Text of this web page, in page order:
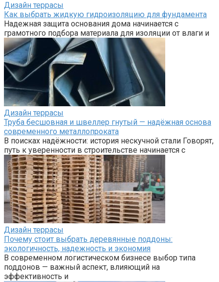
Дизайн террасы
Как выбрать жидкую гидроизоляцию для фундамента
Надежная защита основания дома начинается с
грамотного подбора материала для изоляции от влаги и
Дизайн террасы
Труба бесшовная и швеллер гнутый — надёжная основа
современного металлопроката
В поисках надёжности: история нескучной стали Говорят,
путь к уверенности в строительстве начинается с
Дизайн террасы
Почему стоит выбрать деревянные поддоны:
экологичность, надежность и экономия
В современном логистическом бизнесе выбор типа
поддонов — важный аспект, влияющий на
эффективность и